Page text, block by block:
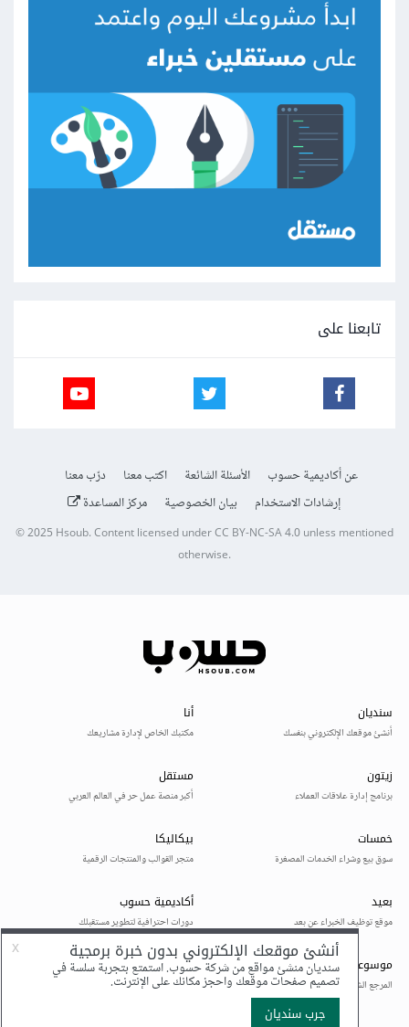
تابعنا على
عن أكاديمية حسوب الأسئلة الشائعة اكتب معنا
درّب معنا
إرشادات الاستخدام
بيان الخصوصية مركز المساعدة
© 2025Hsoub.Content licensed underCC BY-NC-SA 4.0unless mentioned
otherwise.